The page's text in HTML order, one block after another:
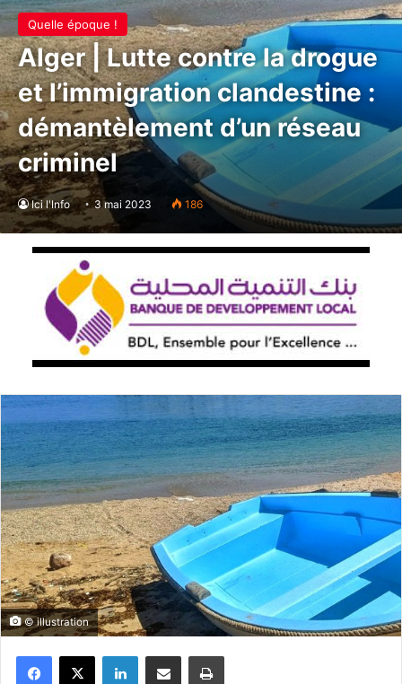
Quelle époque !
Alger | Lutte contre la drogue
et l’immigration clandestine :
démantèlement d’un réseau
criminel
Ici l'Info 3 mai 2023 186
© illustration